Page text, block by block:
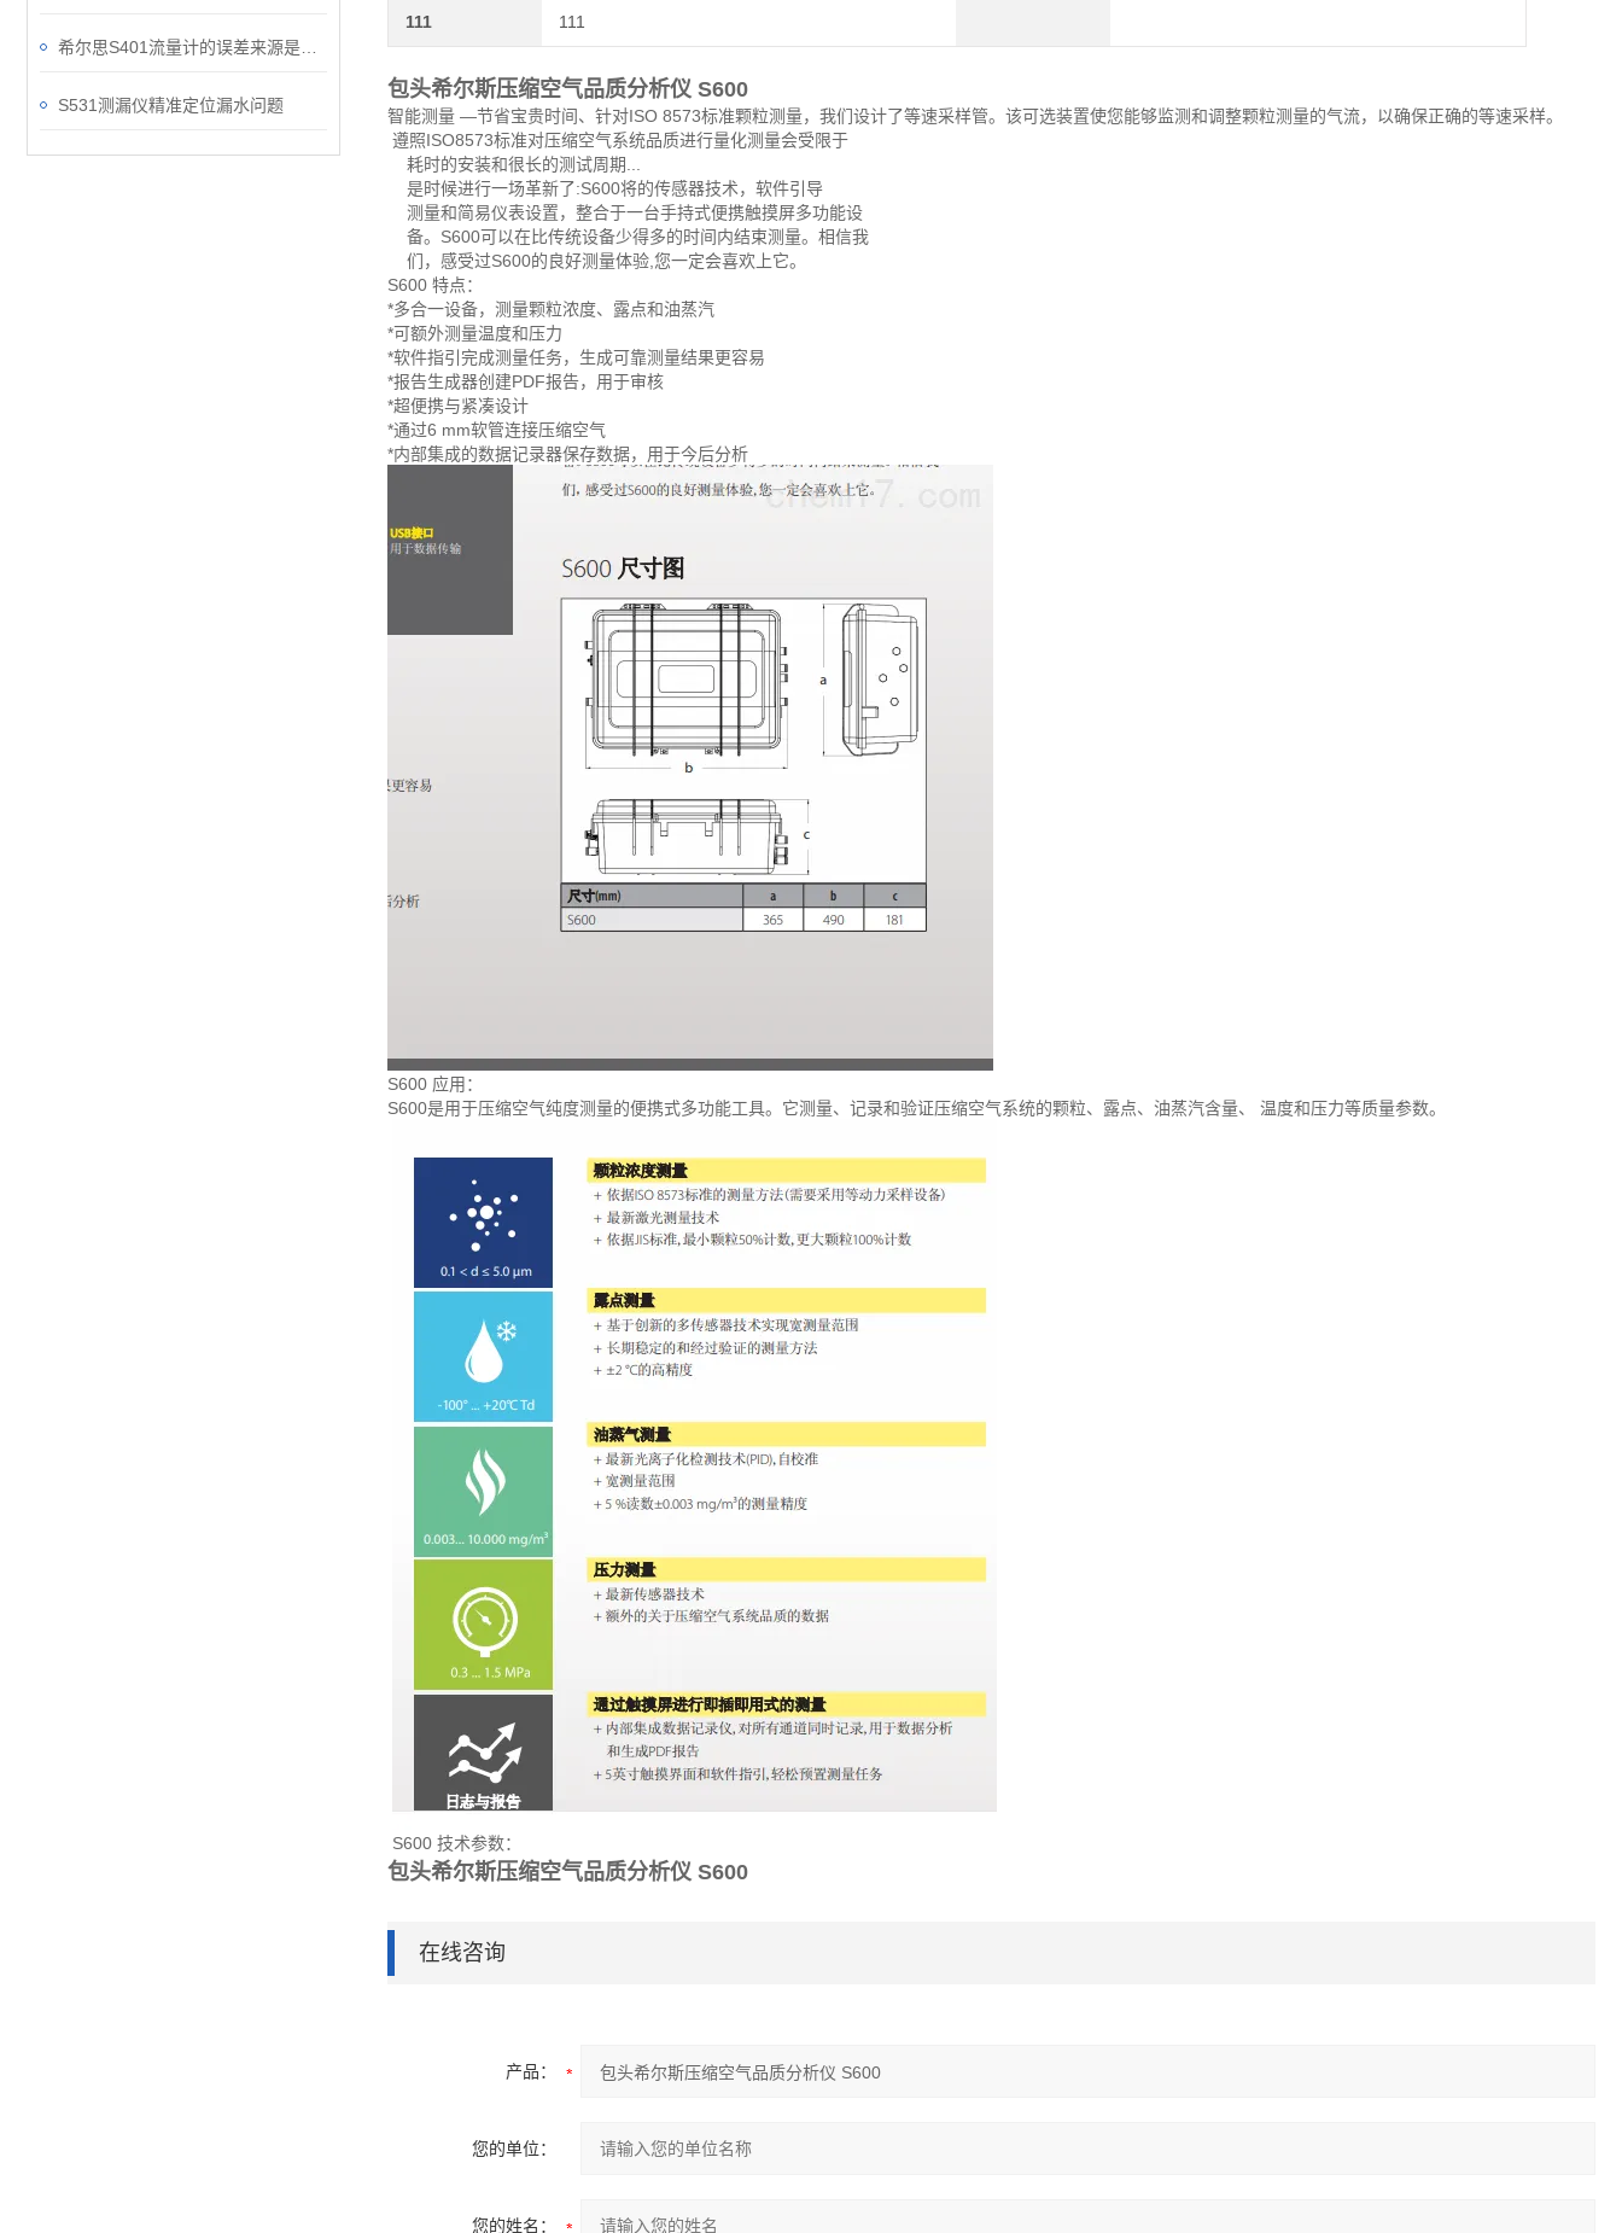
S531测漏仪精准定位漏水问题
111 111
包头希尔斯压缩空气品质分析仪 S600
智能测量 —节省宝贵时间、针对ISO 8573标准颗粒测量，我们设计了等速采样管。该可选装置使您能够监测和调整颗粒测量的气流，以确保正确的等速采样。
遵照ISO8573标准对压缩空气系统品质进行量化测量会受限于
耗时的安装和很长的测试周期...
是时候进行一场革新了:S600将的传感器技术，软件引导
测量和简易仪表设置，整合于一台手持式便携触摸屏多功能设
备。S600可以在比传统设备少得多的时间内结束测量。相信我
们，感受过S600的良好测量体验,您一定会喜欢上它。
S600 特点：
*多合一设备，测量颗粒浓度、露点和油蒸汽
*可额外测量温度和压力
*软件指引完成测量任务，生成可靠测量结果更容易
*报告生成器创建PDF报告，用于审核
*超便携与紧凑设计
*通过6 mm软管连接压缩空气
*内部集成的数据记录器保存数据，用于今后分析
S600 应用：
S600是用于压缩空气纯度测量的便携式多功能工具。它测量、记录和验证压缩空气系统的颗粒、露点、油蒸汽含量、 温度和压力等质量参数。
S600 技术参数：
包头希尔斯压缩空气品质分析仪 S600
在线咨询
产品：
您的单位：
您的姓名：